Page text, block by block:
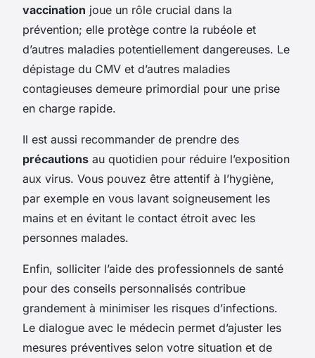
vaccination joue un rôle crucial dans la
prévention; elle protège contre la rubéole et
d’autres maladies potentiellement dangereuses. Le
dépistage du CMV et d’autres maladies
contagieuses demeure primordial pour une prise
en charge rapide.
Il est aussi recommander de prendre des
précautions au quotidien pour réduire l’exposition
aux virus. Vous pouvez être attentif à l’hygiène,
par exemple en vous lavant soigneusement les
mains et en évitant le contact étroit avec les
personnes malades.
Enfin, solliciter l’aide des professionnels de santé
pour des conseils personnalisés contribue
grandement à minimiser les risques d’infections.
Le dialogue avec le médecin permet d’ajuster les
mesures préventives selon votre situation et de